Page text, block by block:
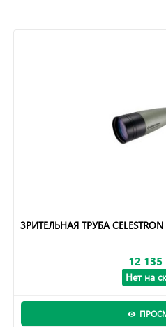
ЗРИТЕЛЬНАЯ ТРУБА CELESTRON
12 135
Нет на